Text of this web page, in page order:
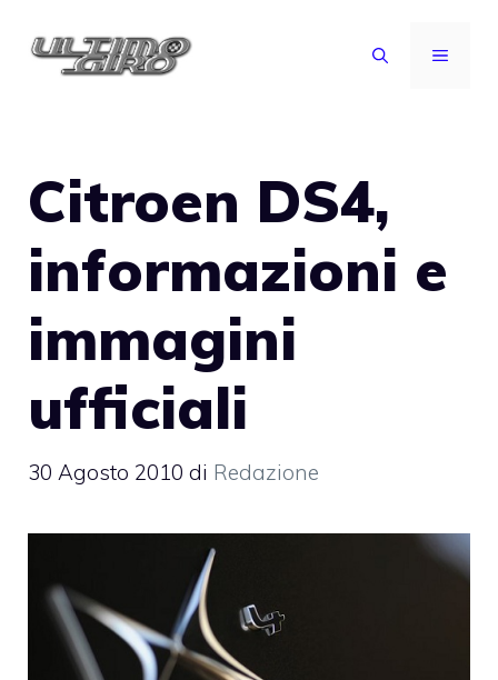
MENU
Citroen DS4,
informazioni e
immagini
ufficiali
30 Agosto 2010 di Redazione